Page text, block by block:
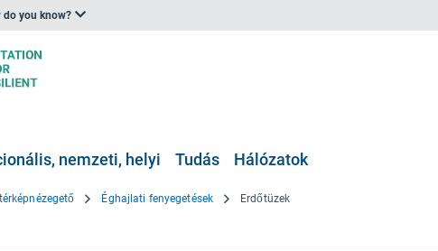
do you know?
nemzeti, helyi Tudás Hálózatok
Éghajlati fenyegetések Erdőtüzek